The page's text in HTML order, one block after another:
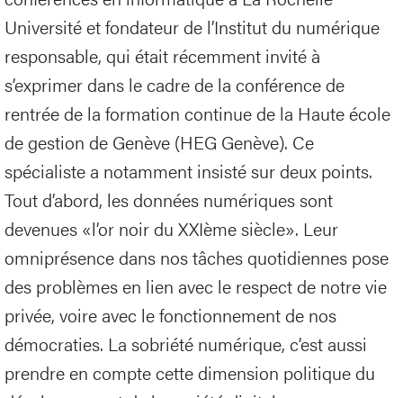
Université et fondateur de l’Institut du numérique
responsable, qui était récemment invité à
s’exprimer dans le cadre de la conférence de
rentrée de la formation continue de la Haute école
de gestion de Genève (HEG Genève). Ce
spécialiste a notamment insisté sur deux points.
Tout d’abord, les données numériques sont
devenues «l’or noir du XXIème siècle». Leur
omniprésence dans nos tâches quotidiennes pose
des problèmes en lien avec le respect de notre vie
privée, voire avec le fonctionnement de nos
démocraties. La sobriété numérique, c’est aussi
prendre en compte cette dimension politique du